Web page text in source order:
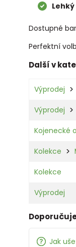
Dostupné
Perfektní
Další v
Výprodej
Výprodej
Kojenecké
Kolekce
Kolekce
Výprodej
Jak